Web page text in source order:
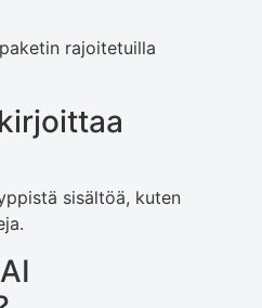
rajoitetuilla
sisältöä, kuten